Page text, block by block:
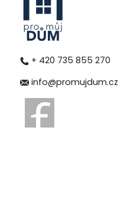
+ 420 735 855 270
info@promujdum.cz